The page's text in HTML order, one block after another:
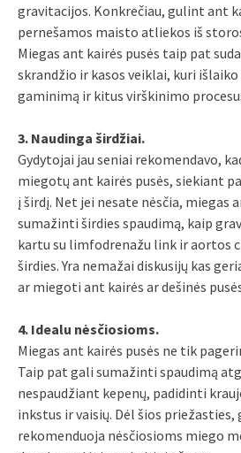
gravitacijos. Konkrečiau, gulint ant
pernešamos maisto atliekos iš
Miegas ant kairės pusės taip pat
skrandžio ir kasos veiklai, kuri
gaminimą ir kitus virškinimo
3. Naudinga širdžiai.
Gydytojai jau seniai rekomendavo,
miegotų ant kairės pusės, siekiant
į širdį. Net jei nesate nėsčia, miegas
sumažinti širdies spaudimą, kaip
kartu su limfodrenažu link ir aortos
širdies. Yra nemažai diskusijų kas
ar miegoti ant kairės ar dešinės
4. Idealu nėsčiosioms.
Miegas ant kairės pusės ne tik
Taip pat gali sumažinti spaudimą
nespaudžiant kepenų, padidinti
inkstus ir vaisių. Dėl šios priežasties,
rekomenduoja nėsčiosioms miego